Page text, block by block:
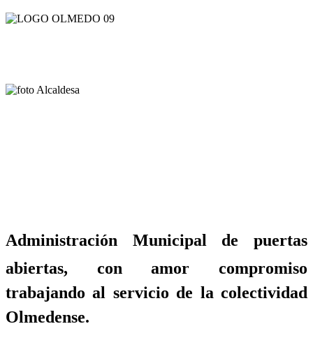
Administración Municipal de puertas
abiertas, con amor compromiso
trabajando al servicio de la colectividad
Olmedense.